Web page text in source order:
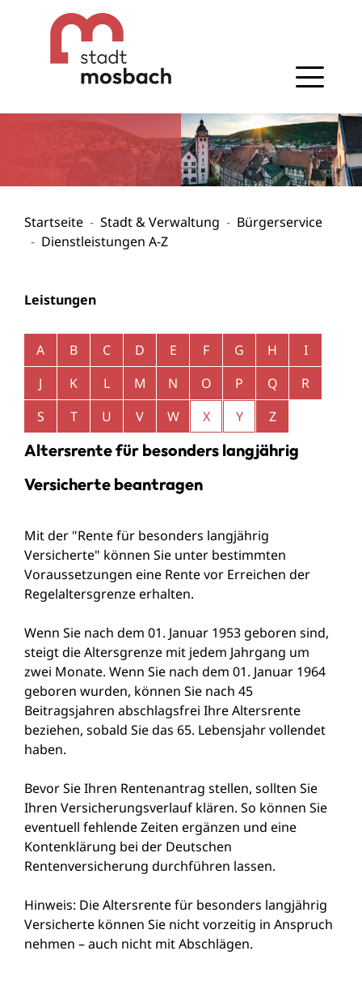
Gehe zum Navigationsbereich
Gehe zum Inhalt
Startseite Stadt & Verwaltung
Bürgerservice
Dienstleistungen A-Z
Leistungen
Alphabetisches Register überspringen
A B C D E F G H
I
J
K L M N O P Q
R
S
T U V W X Y Z
Altersrente für besonders langjährig
Versicherte beantragen
Mit der "Rente für besonders langjährig
Versicherte" können Sie unter bestimmten
Voraussetzungen eine Rente vor Erreichen der
Regelaltersgrenze erhalten.
Wenn Sie nach dem 01. Januar 1953 geboren sind,
steigt die Altersgrenze mit jedem Jahrgang um
zwei Monate. Wenn Sie nach dem 01. Januar 1964
geboren wurden, können Sie nach 45
Beitragsjahren abschlagsfrei Ihre Altersrente
beziehen, sobald Sie das 65. Lebensjahr vollendet
haben.
Bevor Sie Ihren Rentenantrag stellen, sollten Sie
Ihren Versicherungsverlauf klären. So können Sie
eventuell fehlende Zeiten ergänzen und eine
Kontenklärung bei der Deutschen
Rentenversicherung durchführen lassen.
Hinweis: Die Altersrente für besonders langjährig
Versicherte können Sie nicht vorzeitig in Anspruch
nehmen – auch nicht mit Abschlägen.